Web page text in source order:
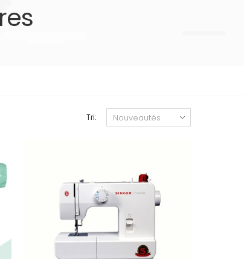
Tri: